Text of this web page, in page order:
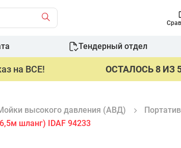
Тендерный отдел
на ВСЕ! ОСТАЛОСЬ 8 ИЗ
высокого давления (АВД)
шланг) IDAF 94233